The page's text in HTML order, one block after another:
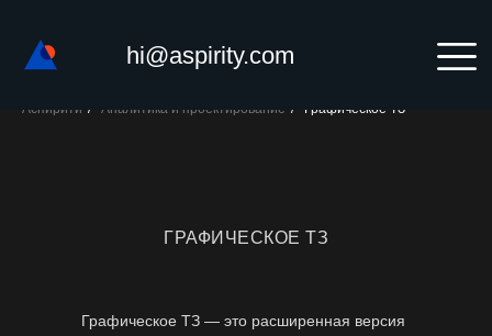
Аспирити / Аналитика и проектирование / Графическое ТЗ
ГРАФИЧЕСКОЕ ТЗ
Графическое ТЗ — это расширенная версия